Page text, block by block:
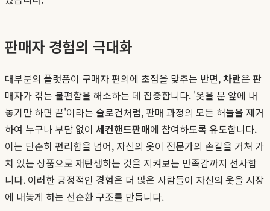
판매자 경험의 극대화
대부분의 플랫폼이 구매자 편의에 초점을 맞추는 반면,차란은 판
매자가 겪는 불편함을 해소하는 데 집중합니다. '옷을 문 앞에 내
놓기만 하면 끝'이라는 슬로건처럼, 판매 과정의 모든 허들을 제거
하여 누구나 부담 없이 세컨핸드판매에 참여하도록 유도합니다.
이는 단순히 편리함을 넘어, 자신의 옷이 전문가의 손길을 거쳐 가
치 있는 상품으로 재탄생하는 것을 지켜보는 만족감까지 선사합
니다. 이러한 긍정적인 경험은 더 많은 사람들이 자신의 옷을 시장
에 내놓게 하는 선순환 구조를 만듭니다.